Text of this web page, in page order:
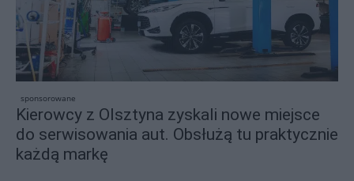
sponsorowane
Kierowcy z Olsztyna zyskali nowe miejsce
do serwisowania aut. Obsłużą tu praktycznie
każdą markę